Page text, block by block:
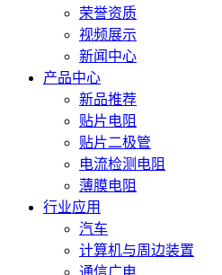
荣誉资质
视频展示
新闻中心
产品中心
新品推荐
贴片电阻
贴片二极管
电流检测电阻
薄膜电阻
行业应用
汽车
计算机与周边装置
通信广电